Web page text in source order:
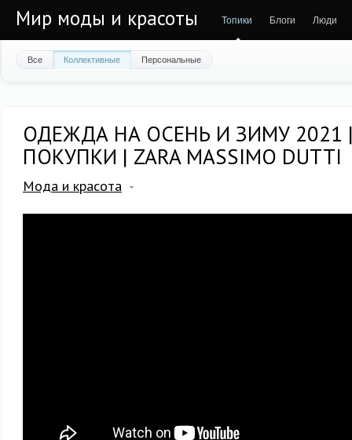
Мир моды и красоты Топики Блоги Люди
Все Коллективные Персональные
ОДЕЖДА НА ОСЕНЬ И ЗИМУ
ПОКУПКИ | ZARA MASSIMO DUTTI
Мода и красота